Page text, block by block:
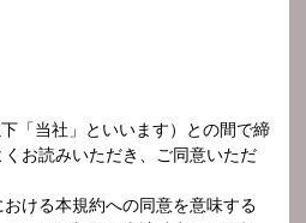
をお届けします。
、ミュージシャンからのメッセ